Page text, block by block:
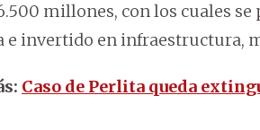
millones, con los cuales
e invertido en infraestructura,
Caso de Perlita queda